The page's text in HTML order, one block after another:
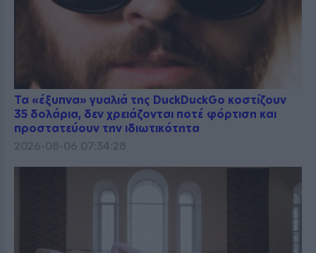
Τα «έξυπνα» γυαλιά της DuckDuckGo κοστίζουν
35 δολάρια, δεν χρειάζονται ποτέ φόρτιση και
προστατεύουν την ιδιωτικότητα
2026-08-06 07:34:28